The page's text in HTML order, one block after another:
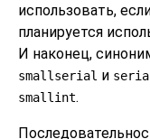
использовать,
планируется
И наконец,
smallserial и
smallint.